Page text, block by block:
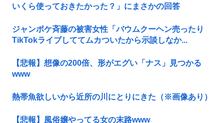
いくら使っておきたかった？」にまさかの回答
ジャンポケ斉藤の被害女性「バウムクーヘン売ったり
TikTokライブしててムカついたから示談しなか...
【悲報】想像の200倍、形がエグい「ナス」見つかる
www
熱帯魚欲しいから近所の川にとりにきた（※画像あり）
【悲報】風俗嬢やってる女の末路www